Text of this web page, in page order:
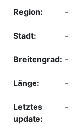
-
-
-
-
-